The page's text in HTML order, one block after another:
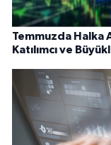
Temmuzda Halka
Katılımcı ve